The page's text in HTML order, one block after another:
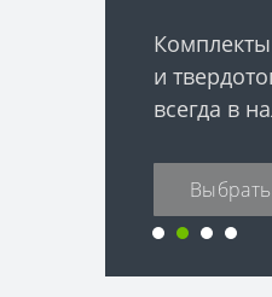
и
всегда в